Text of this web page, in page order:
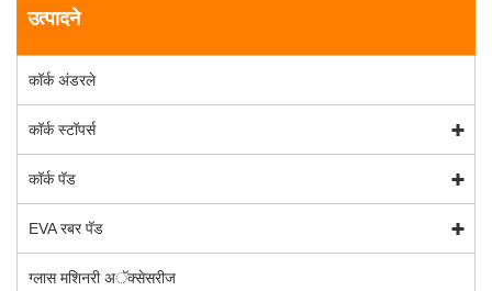
उत्पादने
कॉर्क अंडरले
कॉर्क स्टॉपर्स
कॉर्क पॅड
EVA रबर पॅड
ग्लास मशिनरी अॅक्सेसरीज